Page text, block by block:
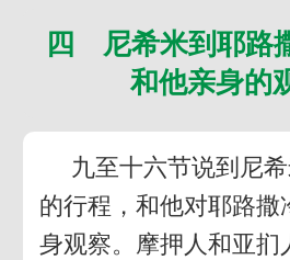
四 尼希米到耶路
和他亲身的
九至十六节说到尼
的行程，和他对耶路撒
身观察。摩押人和亚扪